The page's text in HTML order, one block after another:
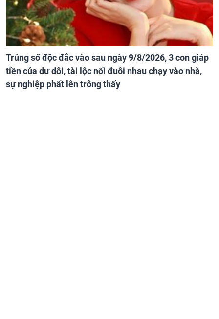
Trúng số độc đắc vào sau ngày 9/8/2026, 3 con giáp
tiền của dư dôi, tài lộc nối đuôi nhau chạy vào nhà,
sự nghiệp phất lên trông thấy